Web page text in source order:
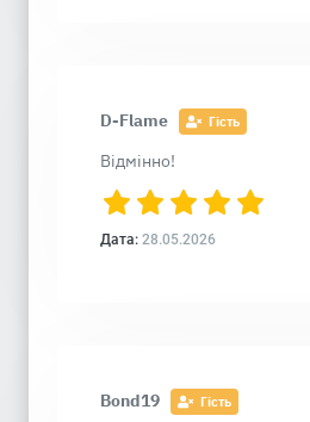
D-Flame Гість
Відмінно!
Дата: 28.05.2026
Bond19 Гість